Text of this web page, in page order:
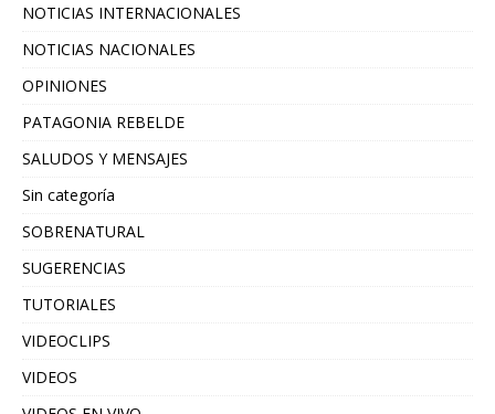
NOTICIAS INTERNACIONALES
NOTICIAS NACIONALES
OPINIONES
PATAGONIA REBELDE
SALUDOS Y MENSAJES
Sin categoría
SOBRENATURAL
SUGERENCIAS
TUTORIALES
VIDEOCLIPS
VIDEOS